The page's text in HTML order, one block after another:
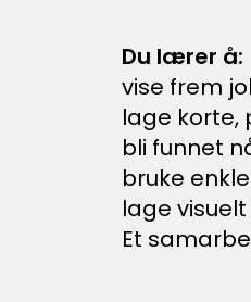
Du lærer å:
vise frem
lage korte,
bli funnet
bruke
lage
Et